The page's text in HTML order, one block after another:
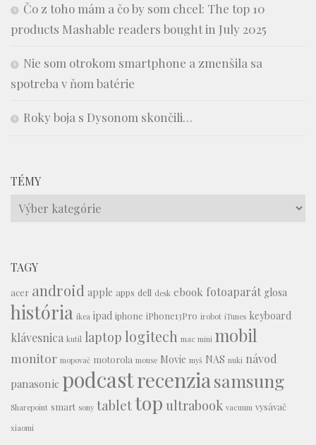
Čo z toho mám a čo by som chcel: The top 10
products Mashable readers bought in July 2025
Nie som otrokom smartphone a zmenšila sa
spotreba v ňom batérie
Roky boja s Dysonom skončili…
TÉMY
Témy
TAGY
acer android apple apps dell desk ebook fotoaparát glosa
história ikea ipad iphone iPhone13Pro irobot iTunes keyboard
klávesnica kutil laptop logitech mac mini mobil
monitor mopovač motorola mouse Movie myš NAS nuki návod
panasonic podcastrecenziasamsung
Sharepoint smart sony tablettop ultrabook vacuum vysávač
xiaomi